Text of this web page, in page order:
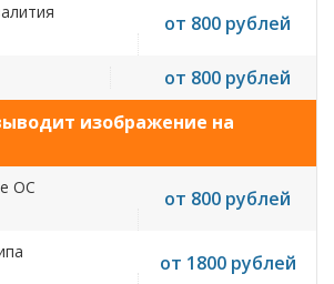
от 800 рублей
от 800 рублей
изображение на
ОС от 800 рублей
от 1800 рублей